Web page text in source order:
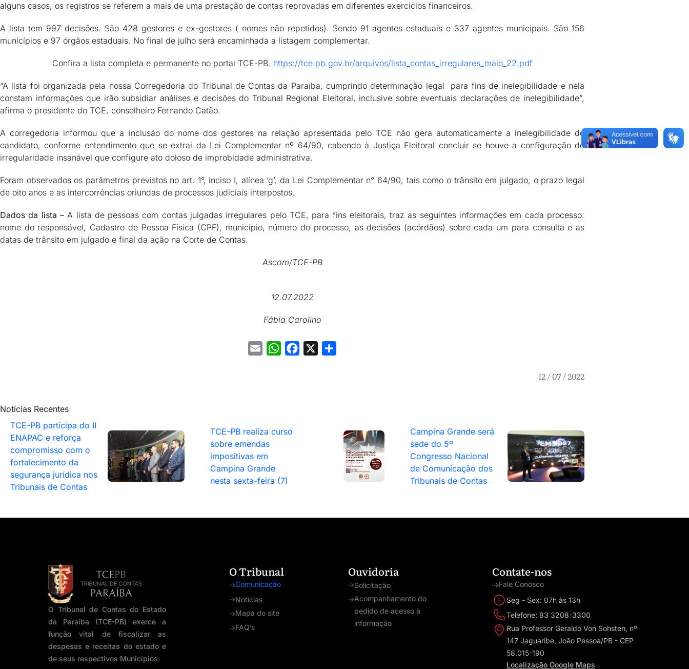
alguns casos, os registros se referem a mais de uma prestação de contas reprovadas em diferentes exercícios financeiros.
A lista tem 997 decisões. São 428 gestores e ex-gestores ( nomes não repetidos). Sendo 91 agentes estaduais e 337 agentes municipais. São 156
municípios e 97 órgãos estaduais. No final de julho será encaminhada a listagem complementar.
Confira a lista completa e permanente no portal TCE-PB. https://tce.pb.gov.br/arquivos/lista_contas_irregulares_maio_22.pdf
“A lista foi organizada pela nossa Corregedoria do Tribunal de Contas da Paraíba, cumprindo determinação legal para fins de inelegibilidade e nela
constam informações que irão subsidiar análises e decisões do Tribunal Regional Eleitoral, inclusive sobre eventuais declarações de inelegibilidade”,
afirma o presidente do TCE, conselheiro Fernando Catão.
A corregedoria informou que a inclusão do nome dos gestores na relação apresentada pelo TCE não gera automaticamente a inelegibilidade do
candidato, conforme entendimento que se extrai da Lei Complementar nº 64/90, cabendo à Justiça Eleitoral concluir se houve a configuração de
irregularidade insanável que configure ato doloso de improbidade administrativa.
Foram observados os parâmetros previstos no art. 1°, inciso I, alínea ‘g’, da Lei Complementar n° 64/90, tais como o trânsito em julgado, o prazo legal
de oito anos e as intercorrências oriundas de processos judiciais interpostos.
Dados da lista –A lista de pessoas com contas julgadas irregulares pelo TCE, para fins eleitorais, traz as seguintes informações em cada processo:
nome do responsável, Cadastro de Pessoa Física (CPF), município, número do processo, as decisões (acórdãos) sobre cada um para consulta e as
datas de trânsito em julgado e final da ação na Corte de Contas.
Ascom/TCE-PB
12.07.2022
Fábia Carolino
Email WhatsAppFacebook
12 / 07 / 2022
Notícias Recentes
TCE-PB participa do II
ENAPAC e reforça
compromisso com o
fortalecimento da
segurança jurídica nos
Tribunais de Contas
TCE-PB realiza curso
sobre emendas
impositivas em
Campina Grande
nesta sexta-feira (7)
Campina Grande será
sede do 5º
Congresso Nacional
de Comunicação dos
Tribunais de Contas
O Tribunal de Contas do Estado
da Paraíba (TCE-PB) exerce a
função vital de fiscalizar as
despesas e receitas do estado e
de seus respectivos Municípios.
O Tribunal
Comunicação
Notícias
Mapa do site
FAQ’s
Ouvidoria
Solicitação
Acompanhamento do
pedido de acesso à
informação
Contate-nos
Fale Conosco
Seg - Sex: 07h às 13h
Telefone: 83 3208-3300
Rua Professor Geraldo Von Sohsten, nº
147 Jaguaribe, João Pessoa/PB - CEP
58.015-190
Localização Google Maps